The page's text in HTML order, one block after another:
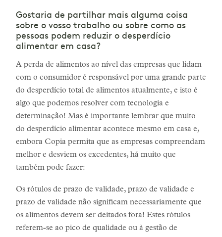
Gostaria de partilhar mais alguma coisa
sobre o vosso trabalho ou sobre como as
pessoas podem reduzir o desperdício
alimentar em casa?
A perda de alimentos ao nível das empresas que lidam
com o consumidor é responsável por uma grande parte
do desperdício total de alimentos atualmente, e isto é
algo que podemos resolver com tecnologia e
determinação! Mas é importante lembrar que muito
do desperdício alimentar acontece mesmo em casa e,
embora Copia permita que as empresas compreendam
melhor e desviem os excedentes, há muito que
também pode fazer:
Os rótulos de prazo de validade, prazo de validade e
prazo de validade não significam necessariamente que
os alimentos devem ser deitados fora! Estes rótulos
referem-se ao pico de qualidade ou à gestão de